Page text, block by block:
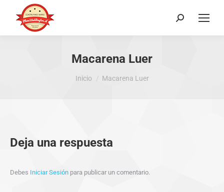
Buscar:
Macarena Luer
Estás aquí:
Inicio Macarena Luer
Deja una respuesta
Debes Iniciar Sesión para publicar un comentario.